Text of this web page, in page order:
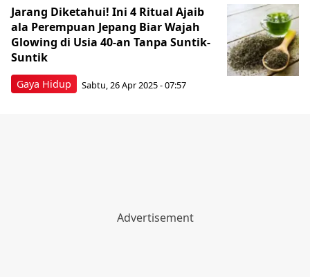
Gaya Hidup
Jarang Diketahui! Ini 4 Ritual Ajaib
ala Perempuan Jepang Biar Wajah
Glowing di Usia 40-an Tanpa Suntik-
Suntik
Sabtu, 26 Apr 2025 - 07:57